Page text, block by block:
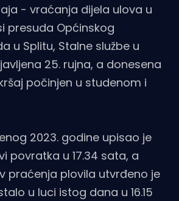
- vraćanja dijela ulova u
presuda Općinskog
u Splitu, Stalne službe u
25. rujna, a donesena
počinjen u studenom i
2023. godine upisao je
povratka u 17.34 sata, a
praćenja plovila utvrđeno je
u luci istog dana u 16.15